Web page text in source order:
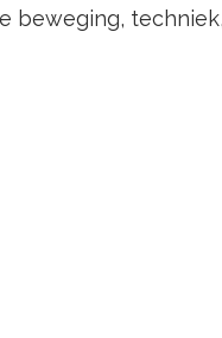
beweging,